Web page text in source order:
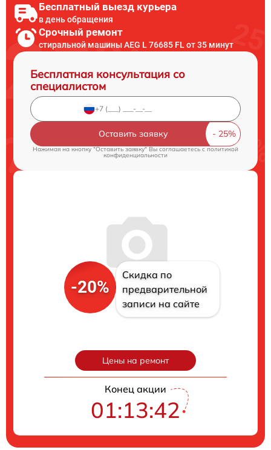
Бесплатный выезд курьера
в день обращения
Срочный ремонт
стиральной машины AEG L 76685 FL от 35 минут
Бесплатная консультация со
специалистом
Оставить заявку
Нажимая на кнопку "Оставить заявку" Вы соглашаетесь cполитикой
конфиденциальности
-20%
Скидка по
предварительной
записи на сайте
Цены на ремонт
Конец акции
01:13:41